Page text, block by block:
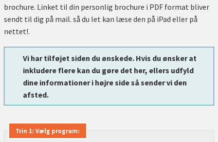
brochure. Linket til din personlig brochure i PDF format bliver
sendt til dig på mail. så du let kan læse den på iPad eller på
nettet!.
Vi har tilføjet siden du ønskede. Hvis du ønsker at
inkludere flere kan du gøre det her, ellers udfyld
dine informationer i højre side så sender vi den
afsted.
Trin 1: Vælg program: